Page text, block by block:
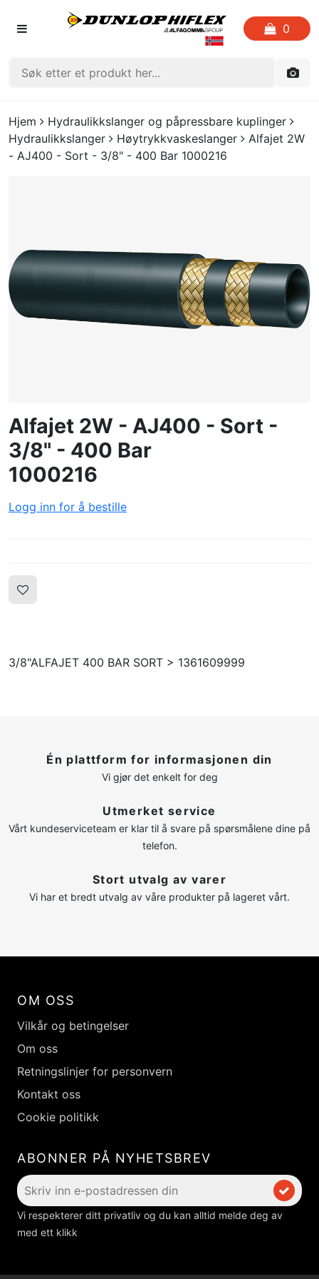
0
FORSIDEN
LISTE OVER FAVORITTER
UTGÅENDE VARE
LOGG INN
OPPRETTE PROFIL
Hjem
Hydraulikkslanger og påpressbare kuplinger
Hydraulikkslanger
Høytrykkvaskeslanger
Alfajet 2W
- AJ400 - Sort - 3/8" - 400 Bar 1000216
Alfajet 2W - AJ400 - Sort -
3/8" - 400 Bar
1000216
Logg inn for å bestille
3/8"ALFAJET 400 BAR SORT > 1361609999
Én plattform for informasjonen din
Vi gjør det enkelt for deg
Utmerket service
Vårt kundeserviceteam er klar til å svare på spørsmålene dine på
telefon.
Stort utvalg av varer
Vi har et bredt utvalg av våre produkter på lageret vårt.
OM OSS
Vilkår og betingelser
Om oss
Retningslinjer for personvern
Kontakt oss
Cookie politikk
ABONNER PÅ NYHETSBREV
Vi respekterer ditt privatliv og du kan alltid melde deg av
med ett klikk